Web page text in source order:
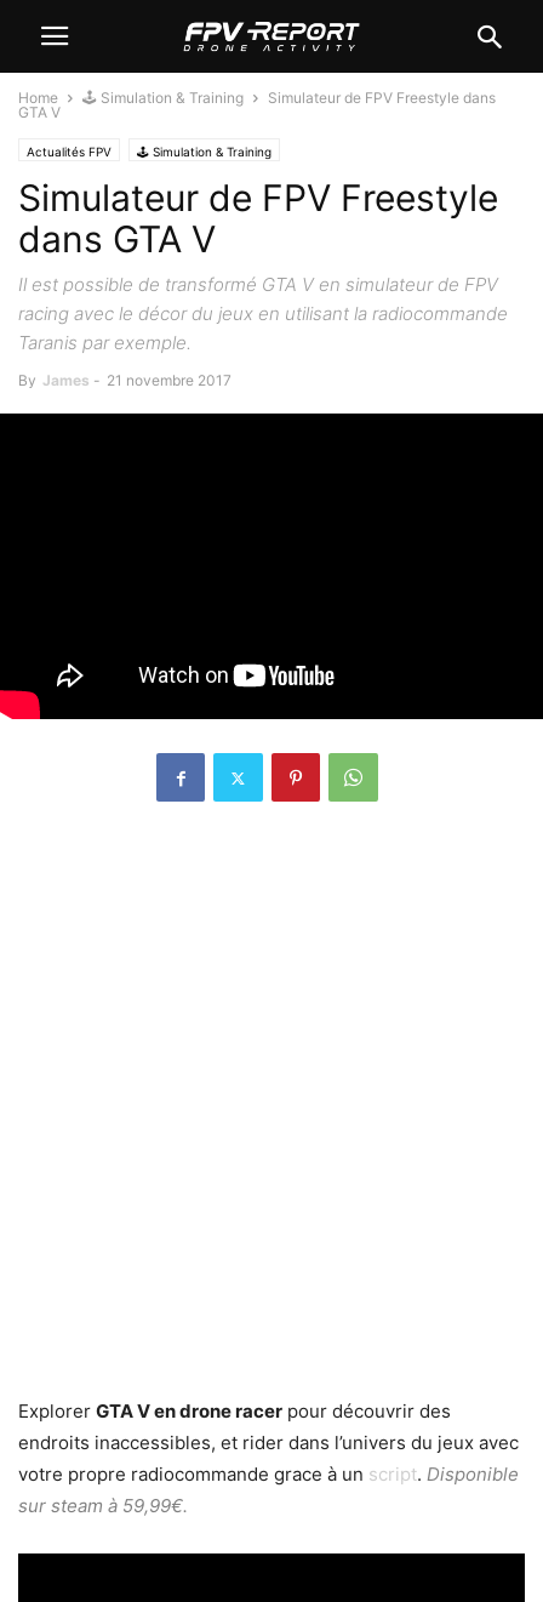
Home 🕹️ Simulation & Training
Simulateur de FPV Freestyle dans
GTA V
Actualités FPV 🕹️ Simulation & Training
Simulateur de FPV Freestyle
dans GTA V
Il est possible de transformé GTA V en simulateur de FPV
racing avec le décor du jeux en utilisant la radiocommande
Taranis par exemple.
By James - 21 novembre 2017
Explorer GTA V en drone racer pour découvrir des
endroits inaccessibles, et rider dans l’univers du jeux avec
votre propre radiocommande grace à un script. Disponible
sur steam à 59,99€.